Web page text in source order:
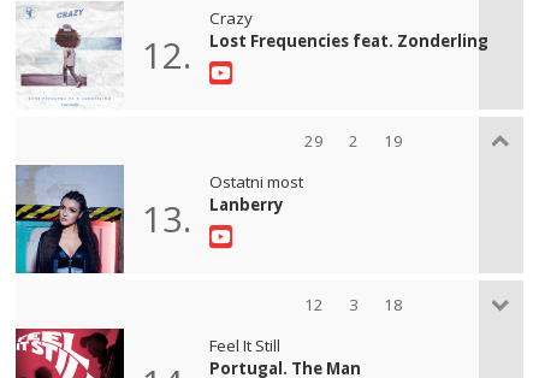
12.
Crazy
Lost Frequencies feat. Zonderling
29 2 19
13.
Ostatni most
Lanberry
12 3 18
Feel It Still
Portugal. The Man